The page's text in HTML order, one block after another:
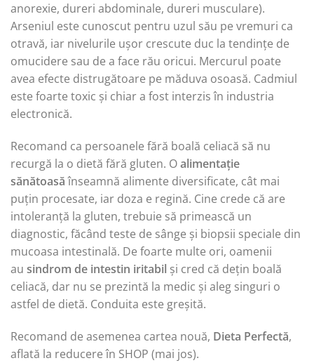
anorexie, dureri abdominale, dureri musculare).
Arseniul este cunoscut pentru uzul său pe vremuri ca
otravă, iar nivelurile ușor crescute duc la tendințe de
omucidere sau de a face rău oricui. Mercurul poate
avea efecte distrugătoare pe măduva osoasă. Cadmiul
este foarte toxic și chiar a fost interzis în industria
electronică.
Recomand ca persoanele fără boală celiacă să nu
recurgă la o dietă fără gluten. Oalimentație
sănătoasăînseamnă alimente diversificate, cât mai
puțin procesate, iar doza e regină. Cine crede că are
intoleranță la gluten, trebuie să primească un
diagnostic, făcând teste de sânge și biopsii speciale din
mucoasa intestinală. De foarte multe ori, oamenii
au sindrom de intestin iritabil și cred că dețin boală
celiacă, dar nu se prezintă la medic și aleg singuri o
astfel de dietă. Conduita este greșită.
Recomand de asemenea cartea nouă, Dieta Perfectă,
aflată la reducere în SHOP (mai jos).